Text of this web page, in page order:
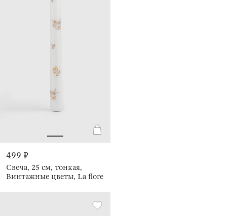
499 ₽
Свеча, 25 см, тонкая,
Винтажные цветы, La flore